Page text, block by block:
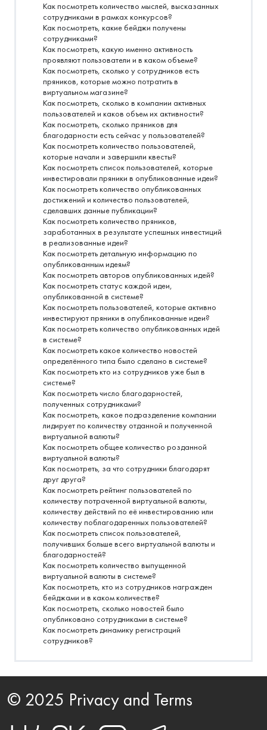
Как посмотреть количество мыслей, высказанных
сотрудниками в рамках конкурсов?
Как посмотреть, какие бейджи получены
сотрудниками?
Как посмотреть, какую именно активность
проявляют пользователи и в каком объеме?
Как посмотреть, сколько у сотрудников есть
пряников, которые можно потратить в
виртуальном магазине?
Как посмотреть, сколько в компании активных
пользователей и каков объем их активности?
Как посмотреть, сколько пряников для
благодарности есть сейчас у пользователей?
Как посмотреть количество пользователей,
которые начали и завершили квесты?
Как посмотреть список пользователей, которые
инвестировали пряники в опубликованные идеи?
Как посмотреть количество опубликованных
достижений и количество пользователей,
сделавших данные публикации?
Как посмотреть количество пряников,
заработанных в результате успешных инвестиций
в реализованные идеи?
Как посмотреть детальную информацию по
опубликованным идеям?
Как посмотреть авторов опубликованных идей?
Как посмотреть статус каждой идеи,
опубликованной в системе?
Как посмотреть пользователей, которые активно
инвестируют пряники в опубликованные идеи?
Как посмотреть количество опубликованных идей
в системе?
Как посмотреть какое количество новостей
определённого типа было сделано в системе?
Как посмотреть кто из сотрудников уже был в
системе?
Как посмотреть число благодарностей,
полученных сотрудниками?
Как посмотреть, какое подразделение компании
лидирует по количеству отданной и полученной
виртуальной валюты?
Как посмотреть общее количество розданной
виртуальной валюты?
Как посмотреть, за что сотрудники благодарят
друг друга?
Как посмотреть рейтинг пользователей по
количеству потраченной виртуальной валюты,
количеству действий по её инвестированию или
количеству поблагодаренных пользователей?
Как посмотреть список пользователей,
получивших больше всего виртуальной валюты и
благодарностей?
Как посмотреть количество выпущенной
виртуальной валюты в системе?
Как посмотреть, кто из сотрудников награжден
бейджами и в каком количестве?
Как посмотреть, сколько новостей было
опубликовано сотрудниками в системе?
Как посмотреть динамику регистраций
сотрудников?
© 2025 Privacy and Terms